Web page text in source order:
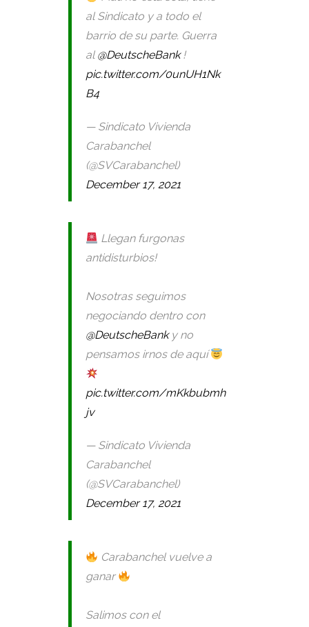
al Sindicato y a todo el
barrio de su parte. Guerra
al @DeutscheBank!
pic.twitter.com/0unUH1Nk
B4
— Sindicato Vivienda
Carabanchel
(@SVCarabanchel)
December 17, 2021
Llegan furgonas
antidisturbios!
Nosotras seguimos
negociando dentro con
@DeutscheBanky no
pensamos irnos de aquí
pic.twitter.com/mKkbubmh
jv
— Sindicato Vivienda
Carabanchel
(@SVCarabanchel)
December 17, 2021
Carabanchel vuelve a
ganar
Salimos con el